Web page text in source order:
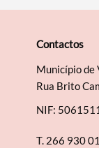
Contactos
Município de
Rua Brito
NIF:
T. 266 930